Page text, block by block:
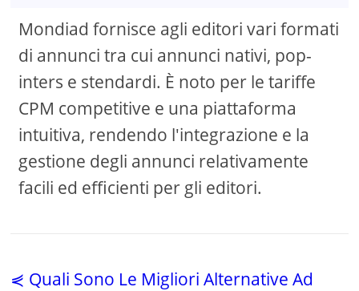
Mondiad fornisce agli editori vari formati
di annunci tra cui annunci nativi, pop-
inters e stendardi. È noto per le tariffe
CPM competitive e una piattaforma
intuitiva, rendendo l'integrazione e la
gestione degli annunci relativamente
facili ed efficienti per gli editori.
⋞ Quali Sono Le Migliori Alternative Ad